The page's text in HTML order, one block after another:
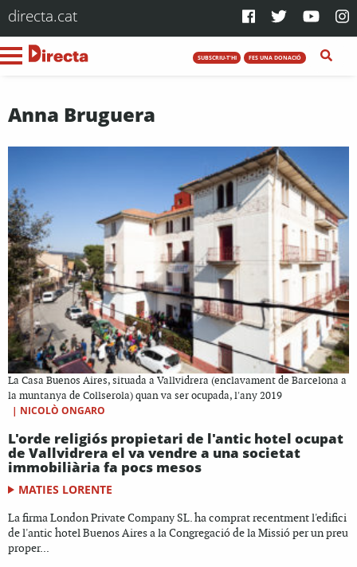
directa.cat
SUBSCRIU-T'HI FES UNA DONACIÓ
Anna Bruguera
La Casa Buenos Aires, situada a Vallvidrera (enclavament de Barcelona a
la muntanya de Collserola) quan va ser ocupada, l'any 2019
| NICOLÒ ONGARO
L'orde religiós propietari de l'antic hotel ocupat
de Vallvidrera el va vendre a una societat
immobiliària fa pocs mesos
MATIES LORENTE
La firma London Private Company SL. ha comprat recentment l'edifici
de l'antic hotel Buenos Aires a la Congregació de la Missió per un preu
proper...